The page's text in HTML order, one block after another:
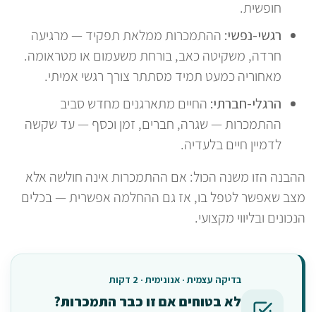
חופשית.
רגשי-נפשי: ההתמכרות ממלאת תפקיד — מרגיעה
חרדה, משקיטה כאב, בורחת משעמום או מטראומה.
מאחוריה כמעט תמיד מסתתר צורך רגשי אמיתי.
הרגלי-חברתי: החיים מתארגנים מחדש סביב
ההתמכרות — שגרה, חברים, זמן וכסף — עד שקשה
לדמיין חיים בלעדיה.
ההבנה הזו משנה הכול: אם ההתמכרות אינה חולשה אלא
מצב שאפשר לטפל בו, אז גם ההחלמה אפשרית — בכלים
הנכונים ובליווי מקצועי.
בדיקה עצמית · אנונימית · 2 דקות
לא בטוחים אם זו כבר התמכרות?